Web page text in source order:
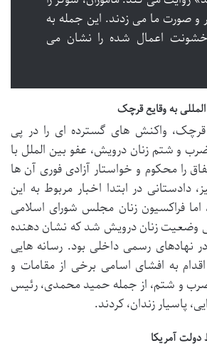
صورت ما می زدند. این جمله به
اعمال شده را نشان می
به وقایع قرچک
قرچک، واکنش های گسترده ای را در پی
و شتم زنان درویش، عفو بین الملل با
را محکوم و خواستار آزادی فوری آن ها
دادستانی در ابتدا اخبار مربوط به این
فراکسیون زنان مجلس شورای اسلامی
وضعیت زنان درویش شد که نشان دهنده
رسمی داخلی بود. رسانه هایی
به افشای اسامی برخی از مقامات و
ضرب و شتم، از جمله حمید محمدی، رئیس
پاسیار زندان، کردند.
آمریکا